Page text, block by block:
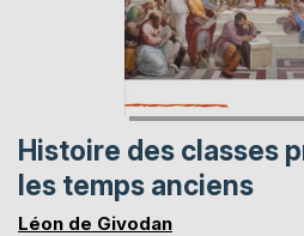
Histoire des classes
les temps anciens
Léon de Givodan